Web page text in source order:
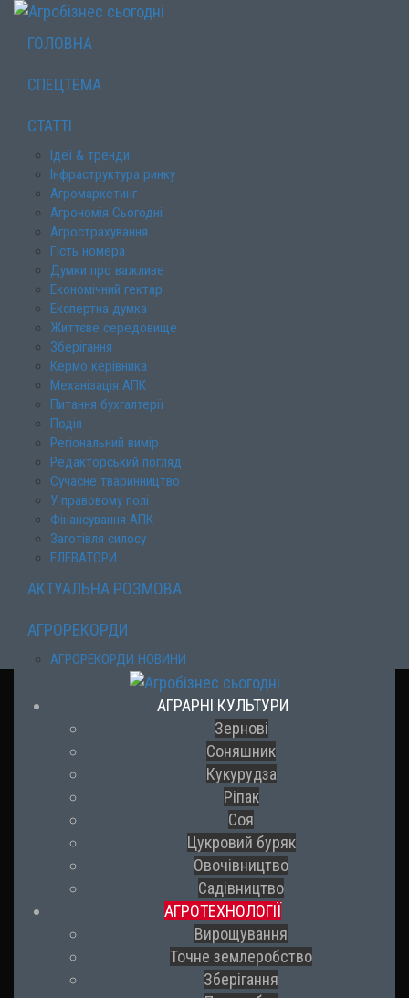
ГОЛОВНА
СПЕЦТЕМА
СТАТТІ
Ідеї & тренди
Інфраструктура ринку
Агромаркетинг
Агрономія Сьогодні
Агрострахування
Гість номера
Думки про важливе
Економічний гектар
Експертна думка
Життєве середовище
Зберігання
Кермо керівника
Механізація АПК
Питання бухгалтерії
Подія
Регіональний вимір
Редакторський погляд
Сучасне тваринництво
У правовому полі
Фінансування АПК
Заготівля силосу
ЕЛЕВАТОРИ
АКТУАЛЬНА РОЗМОВА
АГРОРЕКОРДИ
АГРОРЕКОРДИ НОВИНИ
АГРАРНІ КУЛЬТУРИ
Зернові
Соняшник
Кукурудза
Ріпак
Соя
Цукровий буряк
Овочівництво
Садівництво
АГРОТЕХНОЛОГІЇ
Вирощування
Точне землеробство
Зберігання